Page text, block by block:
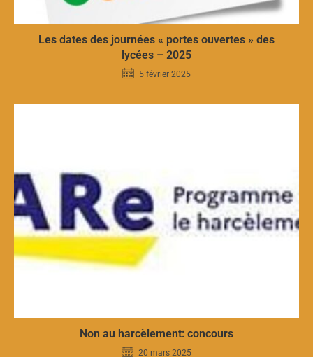
Les dates des journées « portes ouvertes » des
lycées – 2025
5 février 2025
Non au harcèlement: concours
20 mars 2025